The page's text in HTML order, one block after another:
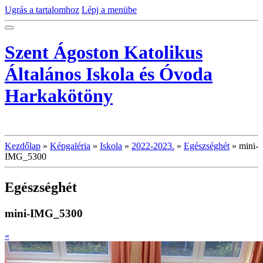
Ugrás a tartalomhoz Lépj a menübe
Szent Ágoston Katolikus
Általános Iskola és Óvoda
Harkakötöny
Kezdőlap » Képgaléria » Iskola » 2022-2023. » Egészséghét » mini-
IMG_5300
Egészséghét
mini-IMG_5300
«